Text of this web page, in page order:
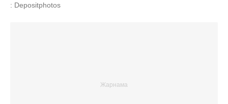
: Depositphotos